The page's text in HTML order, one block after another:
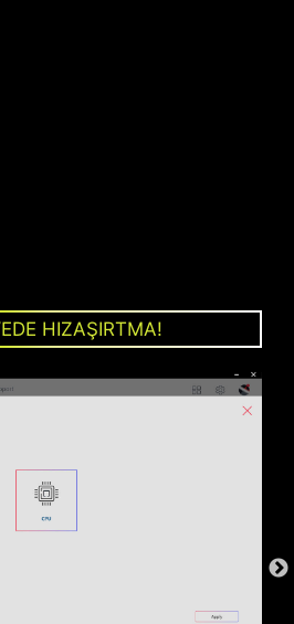
HIZAŞIRTMA!
Bu yapı, güç fazları
özellikleri ile ısıyı
bir şekilde aktarır.